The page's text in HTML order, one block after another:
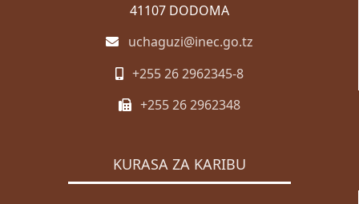
41107 DODOMA
uchaguzi@inec.go.tz
+255 26 2962345-8
+255 26 2962348
KURASA ZA KARIBU